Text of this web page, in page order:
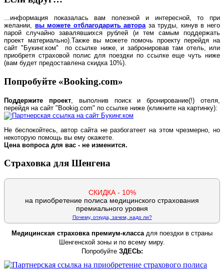
...информация показалась вам полезной и интересной, то при
желании, вы можете отблагодарить автораза труды, кинув в него
парой случайно завалявшихся рублей (и тем самым поддержать
проект материально).Также вы можете помочь проекту перейдя на
сайт "Букинг.ком" по ссылке ниже, и забронировав там отель, или
приобретя страховой полис для поездки по ссылке еще чуть ниже
(вам будет предоставлена скидка 10%).
Попробуйте «Booking.com»
Поддержите проект, выполнив поиск и бронирование(!) отеля,
перейдя на сайт "Bookig.com" по ссылке ниже (кликните на картинку):
Не беспокойтесь, автор сайта не разбогатеет на этом чрезмерно, но
некоторую помощь вы ему окажете.
Цена вопроса для вас - не изменится.
Страховка для Шенгена
СКИДКА - 10%
на приобретение полиса медицинского страхования
премиального уровня
Почему, откуда, зачем, надо ли?
Медицинская страховка премиум-классадля поездки в страны
Шенгенской зоны и по всему миру.
Попробуйте ЗДЕСЬ: